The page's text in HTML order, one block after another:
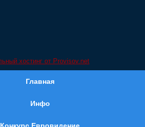
Главная
Инфо